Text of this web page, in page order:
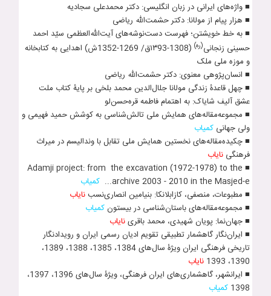
■ واژه‌های ایرانی در زبان انگلیسی: دکتر محمدعلی سجادیه
■ هزار پیام از مول‍انا: دکتر حشمت­‌الله ریاضی
■ به خط خویشتن؛ فهرست دست‌نوشه‌های آیت‌الله‌العظمی سیّد احمد
حسینی زنجانی(ره)
(1308-١٣93ق/ 1269-1352ش) اهدایی به کتابخانه
و موزه ملی ملک
■ انسان­‌پژوهی معنوی: دکتر حشمت­‌الله ریاضی
■ چهل قاعدۀ زندگی مول‍انا جل‍ال‌الدین محمد بلخی بر پایۀ کتاب ملت
عشق آلیف شایاک: به اهتمام فاطمه قره‌حسن‌لو
■ مجموعه‌مقاله‌های همایش ملی تالش‌شناسی به کوشش حمید فهیمی و
ولی جهانی کمیاب
■ چکیده‌مقاله‌های نخستین همایش ملی تقابل با وندالیسم در میراث
فرهنگی نایاب
■ Adamji project: from the excavation (1972-1978) to the
archive 2003 - 2010 in the Masjed-e...
کمیاب
■ مطبوعات، منصفی، کازابلانکا: بنیامین انصاری­‌نسبنایاب
■ مجموعه‌مقاله‌های باستان­‌شناسی در بیستونکمیاب
■ جهان­‌نما: پویان شهیدی، محمد باقرینایاب
■ ایران­‌نگار گاهشمار تطبیقی تقویم ادیان رسمی ایران و رویدادنگار
تاریخی فرهنگی ایران ویژۀ سال‌های 1384، 1385، 1388، 1389،
1390، 1393
نایاب
■ ایرانشهر، گاهشماری‌های ایران فرهنگی، ویژۀ سال‌های 1396، 1397،
1398 کمیاب